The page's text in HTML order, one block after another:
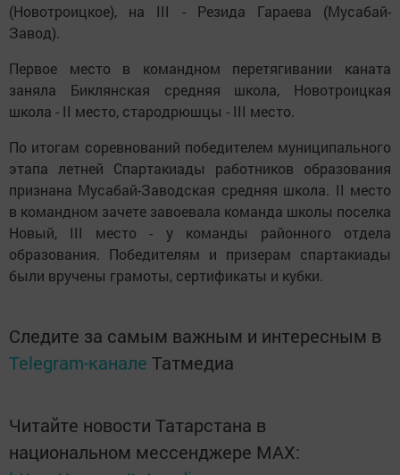
(Новотроицкое), на III - Резида Гараева (Мусабай-
Завод).
Первое место в командном перетягивании каната
заняла Биклянская средняя школа, Новотроицкая
школа - II место, стародрюшцы - III место.
По итогам соревнований победителем муниципального
этапа летней Спартакиады работников образования
признана Мусабай-Заводская средняя школа. II место
в командном зачете завоевала команда школы поселка
Новый, III место - у команды районного отдела
образования. Победителям и призерам спартакиады
были вручены грамоты, сертификаты и кубки.
Следите за самым важным и интересным в
Telegram-канале Татмедиа
Читайте новости Татарстана в
национальном мессенджере MАХ: